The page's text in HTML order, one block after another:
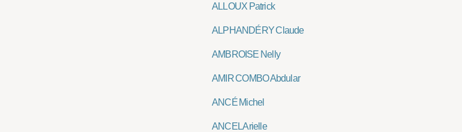
ALLOUX Patrick
ALPHANDÉRY Claude
AMBROISE Nelly
AMIR COMBO Abdular
ANCÉ Michel
ANCEL Arielle